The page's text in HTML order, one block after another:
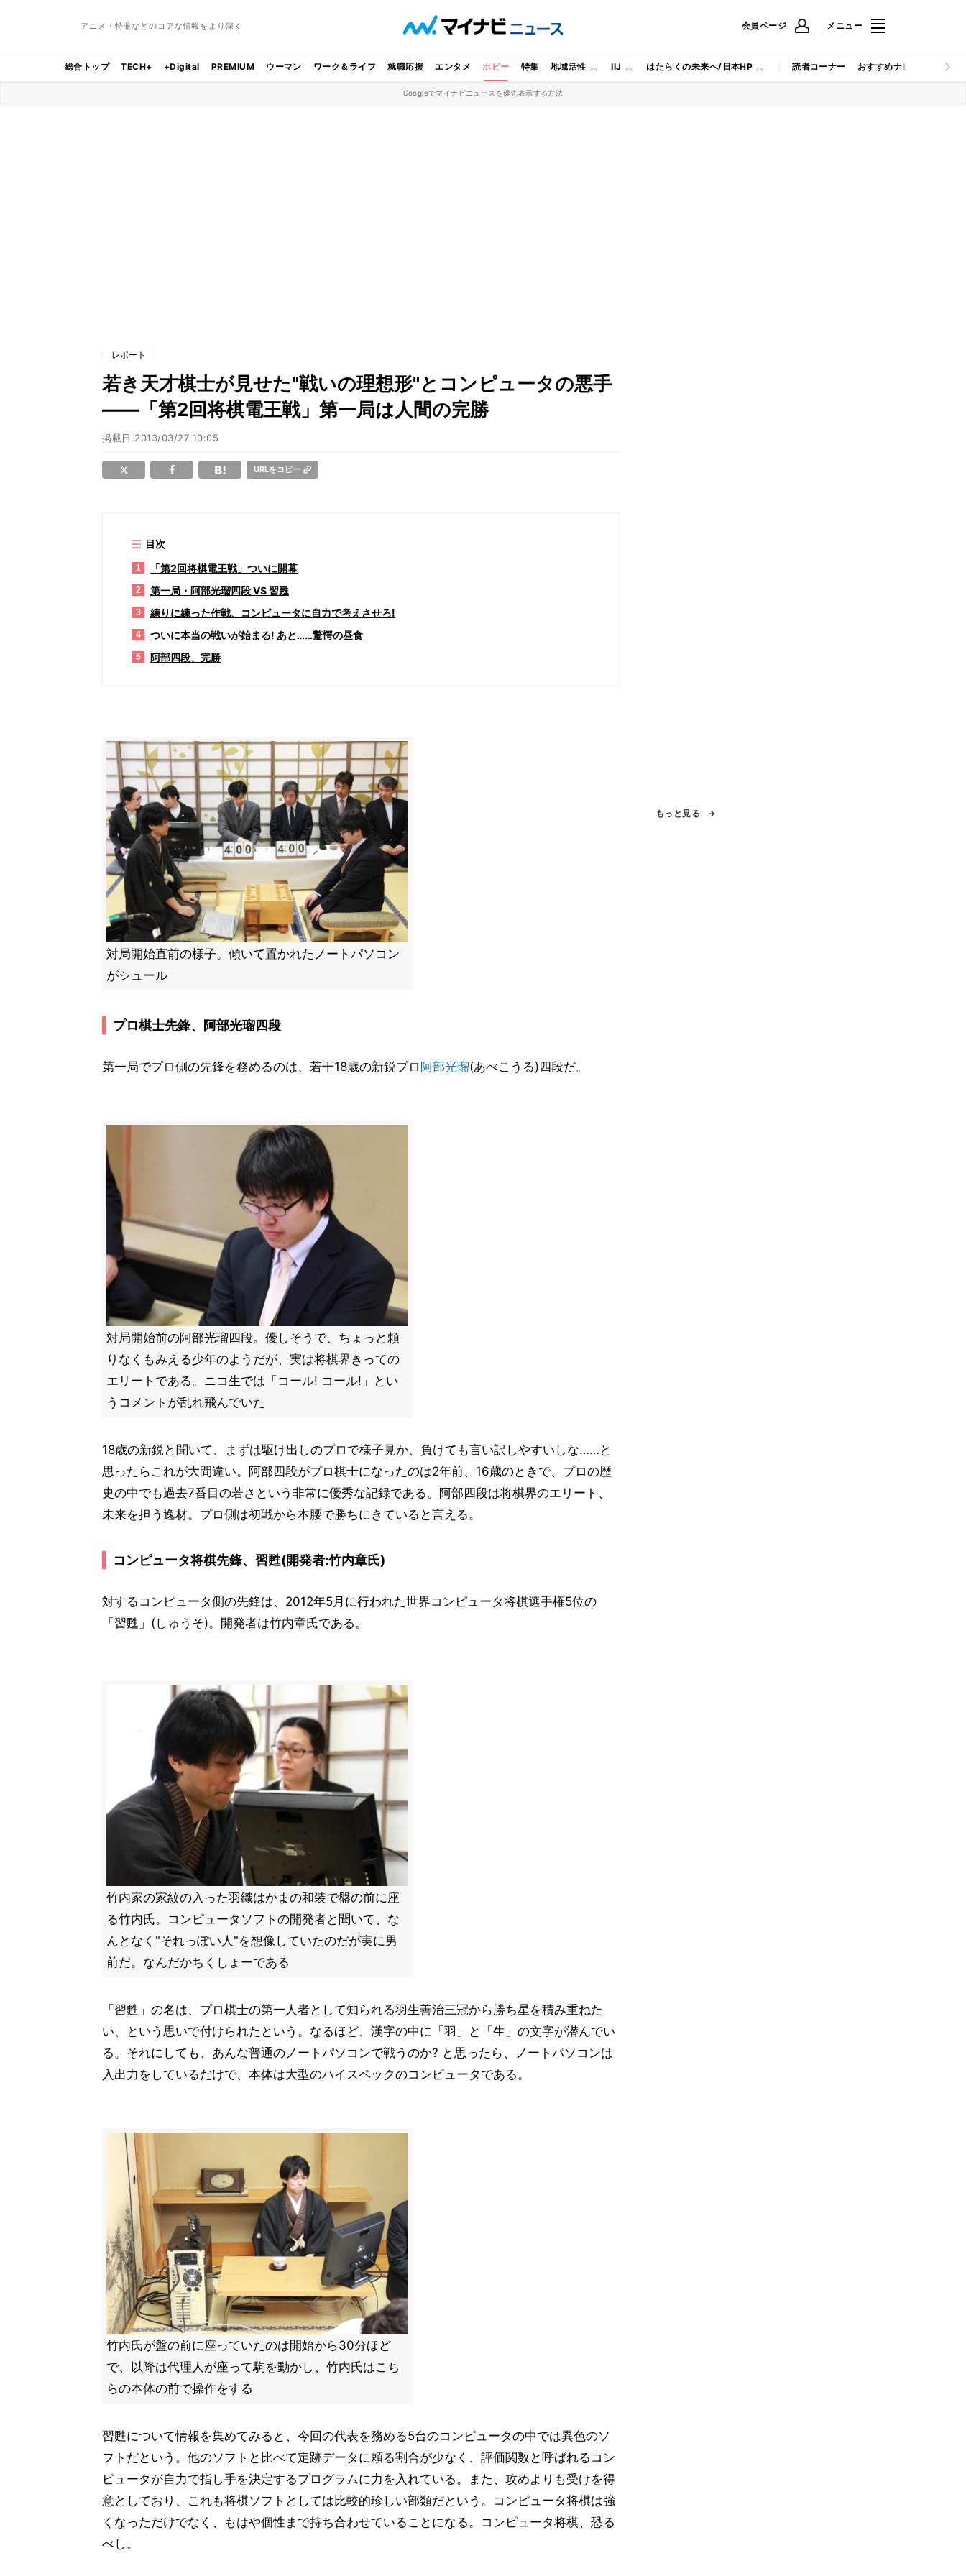
アニメ・特撮などのコアな情報をより深く 会員ページ メニュー
総合トップ TECH+ +Digital PREMIUM ウーマン ワーク＆ライフ 就職応援 エンタメ ホビー 特集 地域活性 IIJ はたらくの未来へ/日本HP 読者コーナー おすすめナビ マイナビ
Googleでマイナビニュースを優先表示する方法
レポート
若き天才棋士が見せた"戦いの理想形"とコンピュータの悪手
――「第2回将棋電王戦」第一局は人間の完勝
掲載日 2013/03/27 10:05
URLをコピー
目次
1 「第2回将棋電王戦」ついに開幕
2 第一局・阿部光瑠四段 VS 習甦
3 練りに練った作戦、コンピュータに自力で考えさせろ!
4 ついに本当の戦いが始まる! あと……驚愕の昼食
5 阿部四段、完勝
対局開始直前の様子。傾いて置かれたノートパソコン
がシュール
プロ棋士先鋒、阿部光瑠四段
第一局でプロ側の先鋒を務めるのは、若干18歳の新鋭プロ 阿部光瑠(あべこうる)四段だ。
対局開始前の阿部光瑠四段。優しそうで、ちょっと頼
りなくもみえる少年のようだが、実は将棋界きっての
エリートである。ニコ生では「コール! コール!」とい
うコメントが乱れ飛んでいた
18歳の新鋭と聞いて、まずは駆け出しのプロで様子見か、負けても言い訳しやすいしな……と
思ったらこれが大間違い。阿部四段がプロ棋士になったのは2年前、16歳のときで、プロの歴
史の中でも過去7番目の若さという非常に優秀な記録である。阿部四段は将棋界のエリート、
未来を担う逸材。プロ側は初戦から本腰で勝ちにきていると言える。
コンピュータ将棋先鋒、習甦(開発者:竹内章氏)
対するコンピュータ側の先鋒は、2012年5月に行われた世界コンピュータ将棋選手権5位の
「習甦」(しゅうそ)。開発者は竹内章氏である。
竹内家の家紋の入った羽織はかまの和装で盤の前に座
る竹内氏。コンピュータソフトの開発者と聞いて、な
んとなく"それっぽい人"を想像していたのだが実に男
前だ。なんだかちくしょーである
「習甦」の名は、プロ棋士の第一人者として知られる羽生善治三冠から勝ち星を積み重ねた
い、という思いで付けられたという。なるほど、漢字の中に「羽」と「生」の文字が潜んでい
る。それにしても、あんな普通のノートパソコンで戦うのか? と思ったら、ノートパソコンは
入出力をしているだけで、本体は大型のハイスペックのコンピュータである。
竹内氏が盤の前に座っていたのは開始から30分ほど
で、以降は代理人が座って駒を動かし、竹内氏はこち
らの本体の前で操作をする
習甦について情報を集めてみると、今回の代表を務める5台のコンピュータの中では異色のソ
フトだという。他のソフトと比べて定跡データに頼る割合が少なく、評価関数と呼ばれるコン
ピュータが自力で指し手を決定するプログラムに力を入れている。また、攻めよりも受けを得
意としており、これも将棋ソフトとしては比較的珍しい部類だという。コンピュータ将棋は強
くなっただけでなく、もはや個性まで持ち合わせていることになる。コンピュータ将棋、恐る
べし。
もっと見る